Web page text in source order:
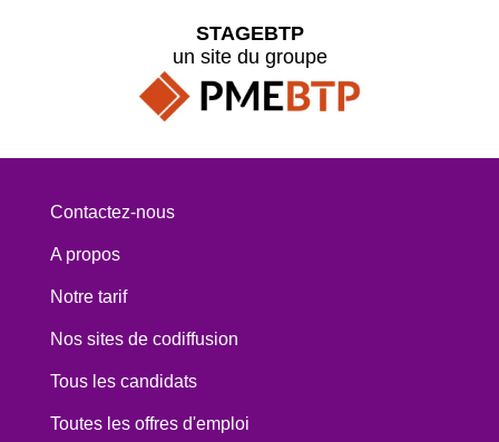
STAGEBTP
un site du groupe
Contactez-nous
A propos
Notre tarif
Nos sites de codiffusion
Tous les candidats
Toutes les offres d'emploi